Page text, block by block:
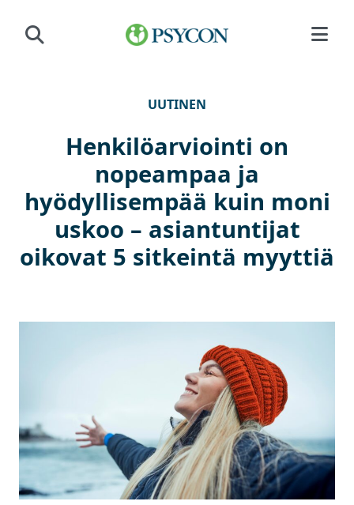
UUTINEN
Henkilöarviointi on
nopeampaa ja
hyödyllisempää kuin moni
uskoo – asiantuntijat
oikovat 5 sitkeintä myyttiä